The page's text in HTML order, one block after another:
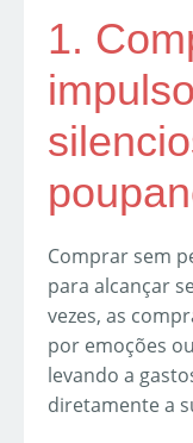
1.
Comprar sem
para alcançar
vezes, as
por emoções
levando a
diretamente a